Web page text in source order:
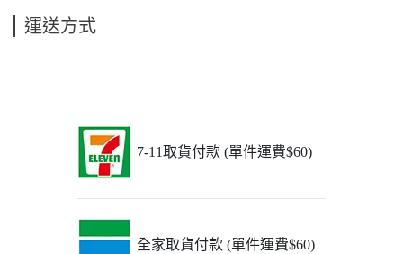
運送方式
7-11取貨付款 (單件運費$60)
全家取貨付款 (單件運費$60)